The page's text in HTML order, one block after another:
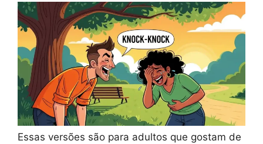
Essas versões são para adultos que gostam de